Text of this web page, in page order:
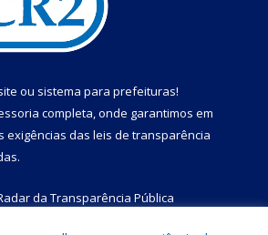
ou sistema para prefeituras!
completa, onde garantimos em
exigências das leis de transparência
da Transparência Pública